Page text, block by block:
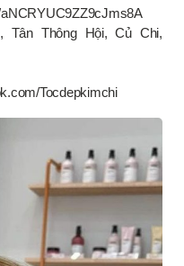
Tân Thông Hội, Củ Chi,
Tocdepkimchi